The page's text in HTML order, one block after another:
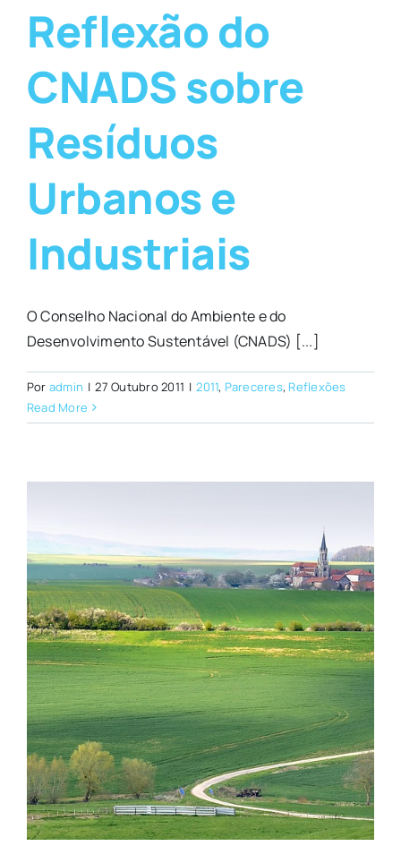
Reflexão do
CNADS sobre
Resíduos
Urbanos e
Industriais
O Conselho Nacional do Ambiente e do
Desenvolvimento Sustentável (CNADS) [...]
Por admin | 27 Outubro 2011 | 2011, Pareceres, Reflexões
Read More